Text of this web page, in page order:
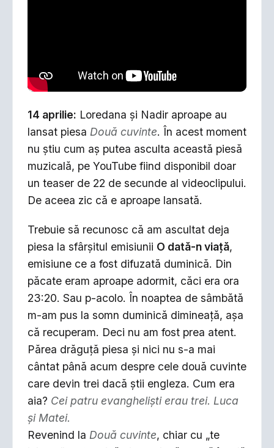
14 aprilie: Loredana şi Nadir aproape au
lansat piesa Două cuvinte. În acest moment
nu ştiu cum aş putea asculta această piesă
muzicală, pe YouTube fiind disponibil doar
un teaser de 22 de secunde al videoclipului.
De aceea zic că e aproape lansată.
Trebuie să recunosc că am ascultat deja
piesa la sfârşitul emisiunii O dată-n viaţă,
emisiune ce a fost difuzată duminică. Din
păcate eram aproape adormit, căci era ora
23:20. Sau p-acolo. În noaptea de sâmbătă
m-am pus la somn duminică dimineaţă, aşa
că recuperam. Deci nu am fost prea atent.
Părea drăguţă piesa şi nici nu s-a mai
cântat până acum despre cele două cuvinte
care devin trei dacă ştii engleza. Cum era
aia? Cei patru evanghelişti erau trei. Luca
şi Matei.
Revenind la Două cuvinte, chiar cu „te